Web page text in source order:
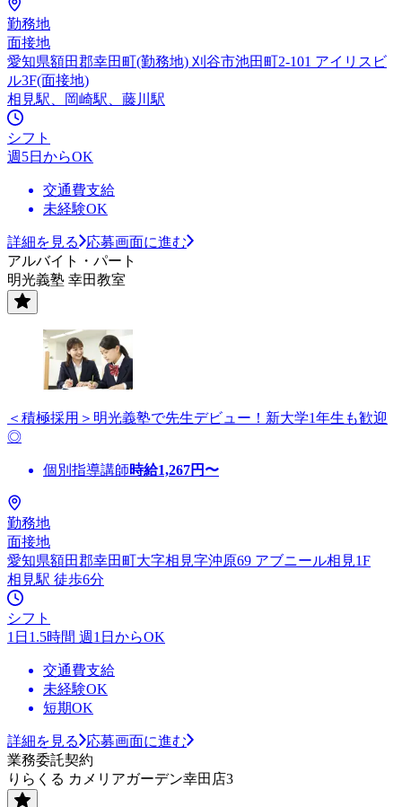
勤務地
面接地
愛知県額田郡幸田町(勤務地) 刈谷市池田町2-101 アイリスビ
ル3F(面接地)
相見駅、岡崎駅、藤川駅
シフト
週5日からOK
交通費支給
未経験OK
詳細を見る
応募画面に進む
アルバイト・パート
明光義塾 幸田教室
＜積極採用＞明光義塾で先生デビュー！新大学1年生も歓迎
◎
個別指導講師時給1,267円〜
勤務地
面接地
愛知県額田郡幸田町大字相見字沖原69 アブニール相見1F
相見駅 徒歩6分
シフト
1日1.5時間 週1日からOK
交通費支給
未経験OK
短期OK
詳細を見る
応募画面に進む
業務委託契約
りらくる カメリアガーデン幸田店3